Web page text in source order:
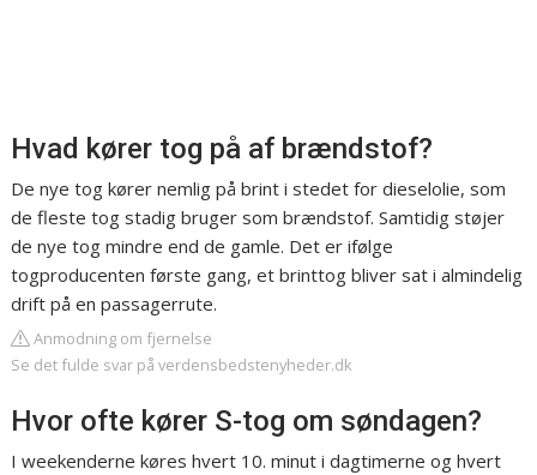
Hvad kører tog på af brændstof?
De nye tog kører nemlig på brint i stedet for dieselolie, som
de fleste tog stadig bruger som brændstof. Samtidig støjer
de nye tog mindre end de gamle. Det er ifølge
togproducenten første gang, et brinttog bliver sat i almindelig
drift på en passagerrute.
Anmodning om fjernelse
Se det fulde svar på verdensbedstenyheder.dk
Hvor ofte kører S-tog om søndagen?
I weekenderne køres hvert 10. minut i dagtimerne og hvert